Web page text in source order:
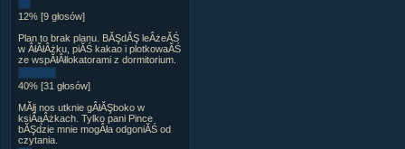
12% [9 głosów]
Plan to brak planu. BĂŞdĂŞ leÂżeĂŚ
w ÂłĂłÂżku, piĂŚ kakao i plotkowaĂŚ
ze wspĂłÂłlokatorami z dormitorium.
40% [31 głosów]
MĂłj nos utknie gÂłĂŞboko w
ksiÂąÂżkach. Tylko pani Pince
bĂŞdzie mnie mogÂła odgoniĂŚ od
czytania.